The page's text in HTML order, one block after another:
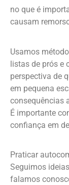
no que é
causam
Usamos
listas de prós e
perspectiva de
em pequena
consequências
É importante
confiança em
Praticar
Seguimos
falamos